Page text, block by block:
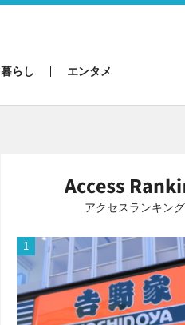
暮らし エンタメ
アクセスランキング